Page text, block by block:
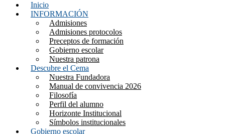
Colegio Estrada María
Inicio
INFORMACIÓN
Admisiones
Admisiones protocolos
Preceptos de formación
Gobierno escolar
Nuestra patrona
Descubre el Cema
Nuestra Fundadora
Manual de convivencia 2026
Filosofía
Perfil del alumno
Horizonte Institucional
Símbolos institucionales
Gobierno escolar